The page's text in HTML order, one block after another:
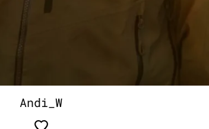
Andi_W